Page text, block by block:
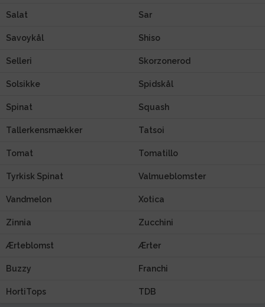
Salat Sar
Savoykål Shiso
Selleri Skorzonerod
Solsikke Spidskål
Spinat Squash
Tallerkensmækker Tatsoi
Tomat Tomatillo
Tyrkisk Spinat Valmueblomster
Vandmelon Xotica
Zinnia Zucchini
Ærteblomst Ærter
Buzzy Franchi
HortiTops TDB